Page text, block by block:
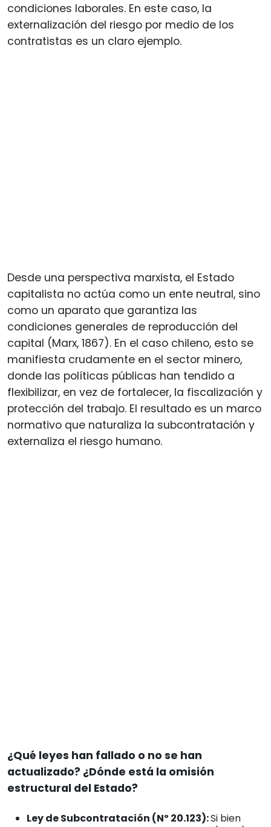
condiciones laborales. En este caso, la
externalización del riesgo por medio de los
contratistas es un claro ejemplo.
Desde una perspectiva marxista, el Estado
capitalista no actúa como un ente neutral, sino
como un aparato que garantiza las
condiciones generales de reproducción del
capital (Marx, 1867). En el caso chileno, esto se
manifiesta crudamente en el sector minero,
donde las políticas públicas han tendido a
flexibilizar, en vez de fortalecer, la fiscalización y
protección del trabajo. El resultado es un marco
normativo que naturaliza la subcontratación y
externaliza el riesgo humano.
¿Qué leyes han fallado o no se han
actualizado? ¿Dónde está la omisión
estructural del Estado?
Ley de Subcontratación (Nº 20.123):Si bien